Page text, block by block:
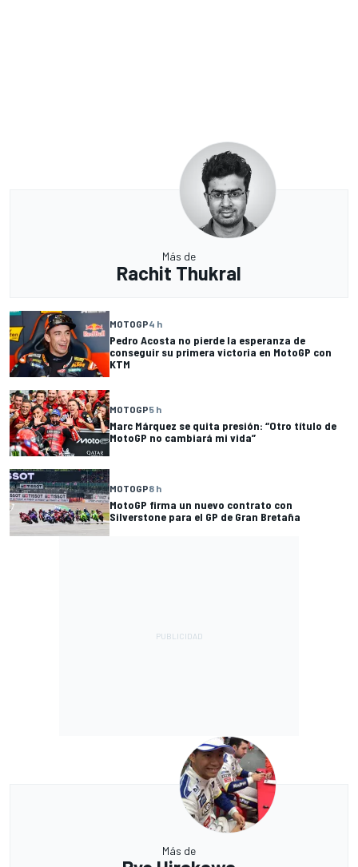
Más de
Rachit Thukral
MOTOGP4 h
Pedro Acosta no pierde la esperanza de
conseguir su primera victoria en MotoGP con
KTM
MOTOGP5 h
Marc Márquez se quita presión: “Otro título de
MotoGP no cambiará mi vida”
MOTOGP8 h
MotoGP firma un nuevo contrato con
Silverstone para el GP de Gran Bretaña
Más de